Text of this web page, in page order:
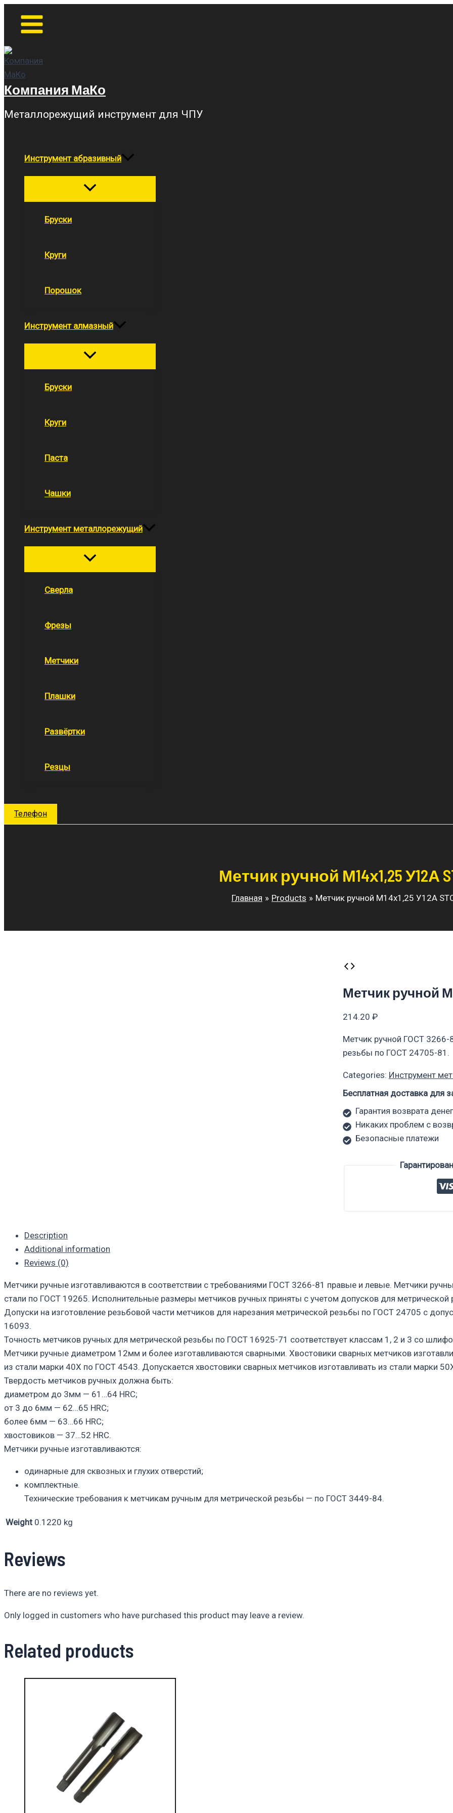
Main
Menu
Компания МаКо
Металлорежущий инструмент для ЧПУ
Инструмент абразивный
Переключатель
Бруски
Круги
Порошок
Инструмент алмазный
Переключатель
Бруски
Круги
Паста
Чашки
Инструмент металлорежущий
Переключатель
Сверла
Фрезы
Метчики
Плашки
Развёртки
Резцы
Телефон
Метчик ручной М14х1,25 У12А
Главная Products Метчик ручной М14х1,25 У12А
Метчик ручной
214.20 ₽
Метчик ручной ГОСТ 3266-
резьбы по ГОСТ 24705-81.
Categories: Инструмент
Бесплатная доставка для
Гарантия возврата
Никаких проблем с
Безопасные платежи
Description
Additional information
Reviews (0)
Метчики ручные изготавливаются в соответствии с требованиями ГОСТ 3266-81 правые и левые. Метчики
стали по ГОСТ 19265. Исполнительные размеры метчиков ручных приняты с учетом допусков для
Допуски на изготовление резьбовой части метчиков для нарезания метрической резьбы по ГОСТ 24705 с
16093.
Точность метчиков ручных для метрической резьбы по ГОСТ 16925-71 соответствует классам 1, 2 и 3 со
Метчики ручные диаметром 12мм и более изготавливаются сварными. Хвостовики сварных метчиков
из стали марки 40Х по ГОСТ 4543. Допускается хвостовики сварных метчиков изготавливать из стали марки
Твердость метчиков ручных должна быть:
диаметром до 3мм — 61…64 HRC;
от 3 до 6мм — 62…65 HRC;
более 6мм — 63…66 HRC;
хвостовиков — 37…52 HRC.
Метчики ручные изготавливаются:
одинарные для сквозных и глухих отверстий;
комплектные.
Технические требования к метчикам ручным для метрической резьбы — по ГОСТ 3449-84.
Weight 0.1220 kg
Reviews
There are no reviews yet.
Only logged in customers who have purchased this product may leave a review.
Related products